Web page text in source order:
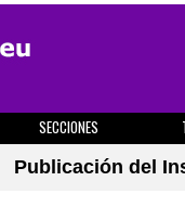
SECCIONES
Publicación del